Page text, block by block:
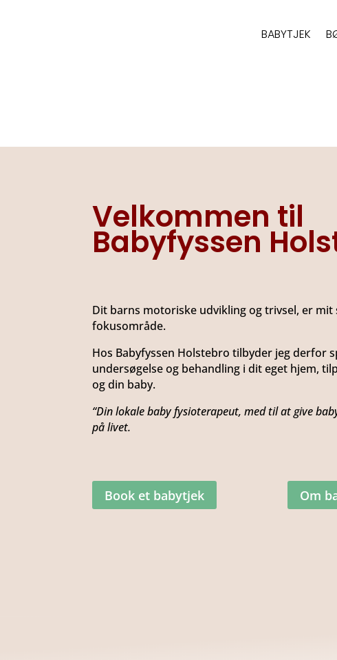
BABYTJEK
Velkommen til
Babyfyssen
Dit barns motoriske udvikling og trivsel, er mit
fokusområde.
Hos Babyfyssen Holstebro tilbyder jeg derfor
undersøgelse og behandling i dit eget hjem,
og din baby.
“Din lokale baby fysioterapeut, med til at give
på livet.
Book et babytjek Om